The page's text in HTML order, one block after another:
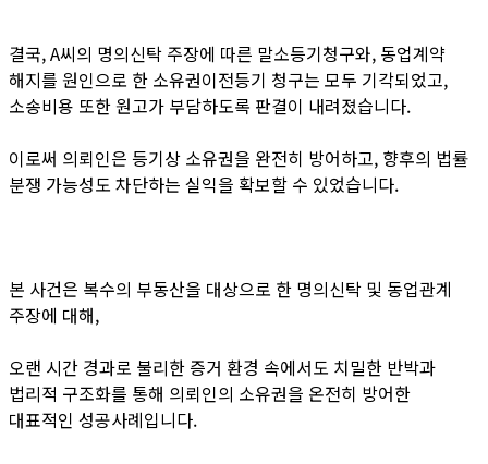
결국, A씨의 명의신탁 주장에 따른 말소등기청구와, 동업계약
해지를 원인으로 한 소유권이전등기 청구는 모두 기각되었고,
소송비용 또한 원고가 부담하도록 판결이 내려졌습니다.
이로써 의뢰인은 등기상 소유권을 완전히 방어하고, 향후의 법률
분쟁 가능성도 차단하는 실익을 확보할 수 있었습니다.
본 사건은 복수의 부동산을 대상으로 한 명의신탁 및 동업관계
주장에 대해,
오랜 시간 경과로 불리한 증거 환경 속에서도 치밀한 반박과
법리적 구조화를 통해 의뢰인의 소유권을 온전히 방어한
대표적인 성공사례입니다.